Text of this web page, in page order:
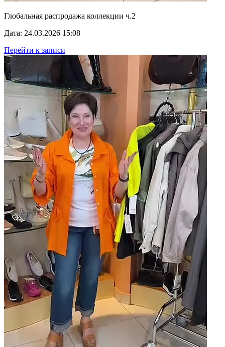
Глобальная распродажа коллекции ч.2
Дата: 24.03.2026 15:08
Перейти к записи